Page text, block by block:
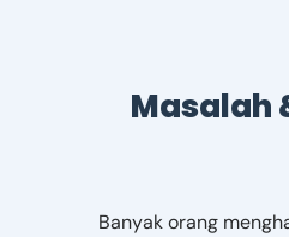
Masalah
Banyak orang